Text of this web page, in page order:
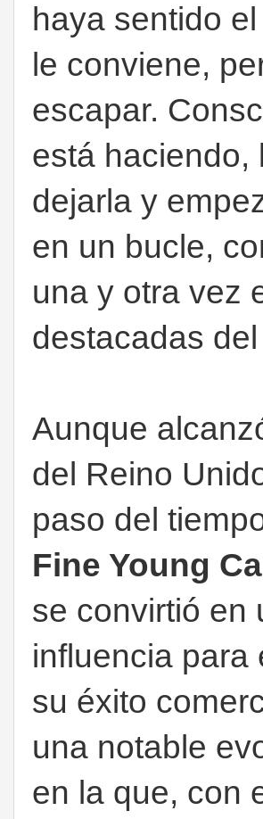
haya sentido
le conviene,
escapar.
está haciendo,
dejarla y
en un bucle,
una y otra vez
destacadas
Aunque
del Reino
paso del
Fine Young
se convirtió en
influencia para
su éxito
una notable
en la que, con